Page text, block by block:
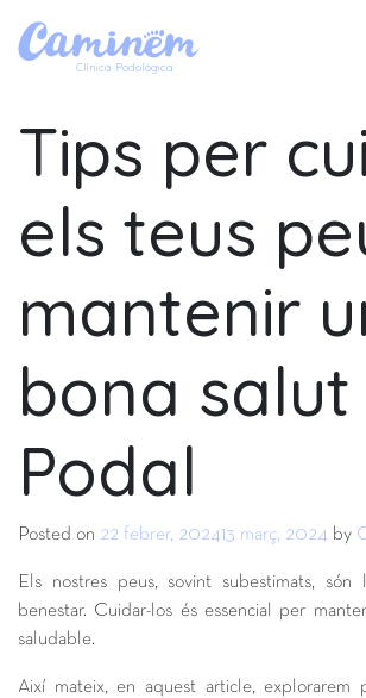
Clínica Podològica
Tips per
els teus
mantenir
bona salut
Podal
Posted on 22 febrer, 202413 març, 2024 by
Els nostres peus, sovint subestimats,
benestar. Cuidar-los és essencial per
saludable.
Així mateix, en aquest article, explorarem